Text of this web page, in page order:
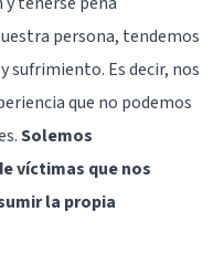
persona, tendemos
sufrimiento. Es decir, nos
que no podemos
Solemos
víctimas que nos
la propia